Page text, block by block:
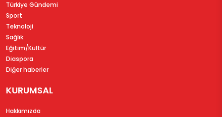
Türkiye Gündemi
Sport
Teknoloji
Sağlık
Eğitim/Kültür
Diaspora
Diğer haberler
KURUMSAL
Hakkımızda